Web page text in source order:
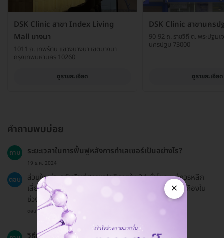
DSK Clinic สาขา Index Living
Mall บางนา
1011 ถ. เทพรัตน แขวงบางนา เขตบางนา
กรุงเทพมหานคร 10260
ดูรายละเอียด
DSK Clinic สาขานครป
90-92 ถ. ราชวิถี ต. พระปฐม
นครปฐม 73000
ดูรายละเอียด
คำถามพบบ่อย
ถาม ระยะเวลาในการฟื้นฟูหลังการทำเลเซอร์เป็นอย่างไร?
19 ธ.ค. 2024
ตอบ
ส่วนใหญ่จะกลับคืนสู่สภาพปกติภายใน 24 ชั่วโมง แต่ควรหลีก
เลี่ยงการสัมผัสกับแดดจัดและการใช้ผลิตภัณฑ์ที่ระคายเคืองใน
ช่วงเวลานั้น.
ตอบโดยทีมงาน HD
วิธีการชำระเงินมีอะไรบ้าง?
×